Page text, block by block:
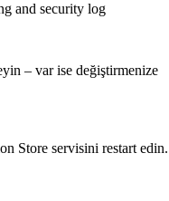
and security log
– var ise değiştirmenize
Store servisini restart edin.